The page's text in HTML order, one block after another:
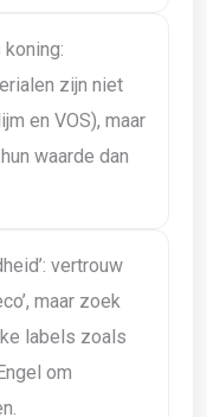
zijn niet
en VOS), maar
waarde dan
vertrouw
maar zoek
labels zoals
om